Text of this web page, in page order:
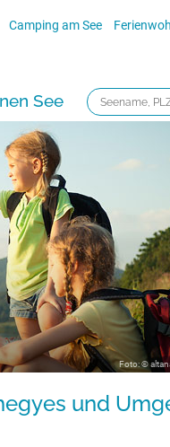
Camping am See
See
Foto: ©
und